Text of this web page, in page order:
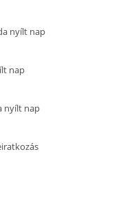
nyílt nap
nap
nyílt nap